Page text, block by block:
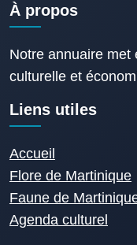
À propos
Notre annuaire met
culturelle et
Liens utiles
Accueil
Flore de Martinique
Faune de
Agenda culturel